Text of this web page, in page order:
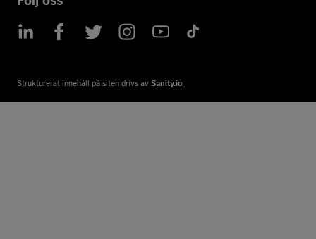
Strukturerat innehåll på siten drivs av​ Sanity.io